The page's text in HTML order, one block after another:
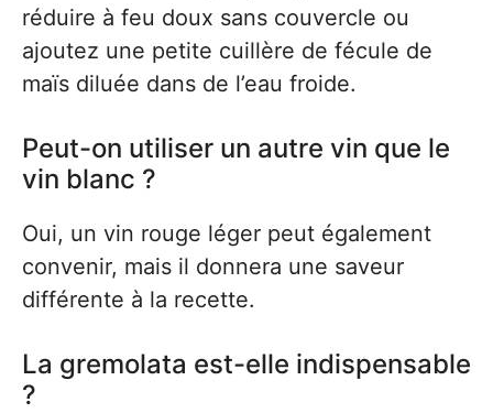
réduire à feu doux sans couvercle ou
ajoutez une petite cuillère de fécule de
maïs diluée dans de l’eau froide.
Peut-on utiliser un autre vin que le
vin blanc ?
Oui, un vin rouge léger peut également
convenir, mais il donnera une saveur
différente à la recette.
La gremolata est-elle indispensable
?